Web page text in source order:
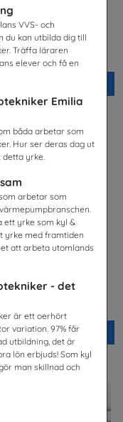
VVS- och
du kan utbilda dig till
Träffa läraren
elever och få en
Emilia
båda arbetar som
Hur ser deras dag ut
yrke.
arbetar som
ett yrke som kyl &
yrke med framtiden
att arbeta utomlands
- det
är ett oerhört
variation. 97% får
utbildning, det är
lön erbjuds! Som kyl
man skillnad och
Ett
framtidsjobb
TYA
Fordonstekniker
Beställ 0kr